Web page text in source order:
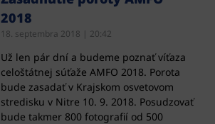
2018
18. septembra 2018 20:42
Už len pár dní a budeme poznať víťaza
celoštátnej súťaže AMFO 2018. Porota
bude zasadať v Krajskom osvetovom
stredisku v Nitre 10. 9. 2018. Posudzovať
bude takmer 800 fotografií od 500